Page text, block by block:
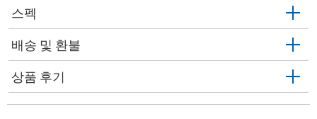
스펙
배송 및 환불
상품 후기